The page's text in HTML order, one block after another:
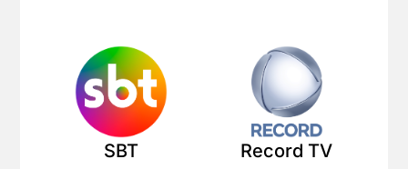
SBT Record TV